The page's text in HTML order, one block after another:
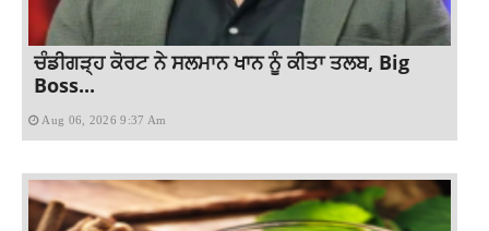
ਚੰਡੀਗੜ੍ਹ ਕੋਰਟ ਨੇ ਸਲਮਾਨ ਖਾਨ ਨੂੰ ਕੀਤਾ ਤਲਬ, Big
Boss...
Aug 06, 2026 9:37 Am